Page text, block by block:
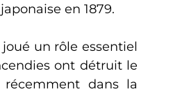
en 1879.
un rôle essentiel
ont détruit le
dans la